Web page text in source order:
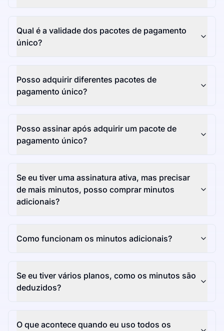
Qual é a validade dos pacotes de pagamento
único?
Posso adquirir diferentes pacotes de
pagamento único?
Posso assinar após adquirir um pacote de
pagamento único?
Se eu tiver uma assinatura ativa, mas precisar
de mais minutos, posso comprar minutos
adicionais?
Como funcionam os minutos adicionais?
Se eu tiver vários planos, como os minutos são
deduzidos?
O que acontece quando eu uso todos os